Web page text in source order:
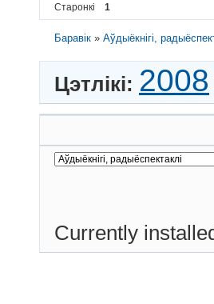
Старонкі 1
Баравік »Аўдыёкнігі,
Цэтлікі: 2008
Currently